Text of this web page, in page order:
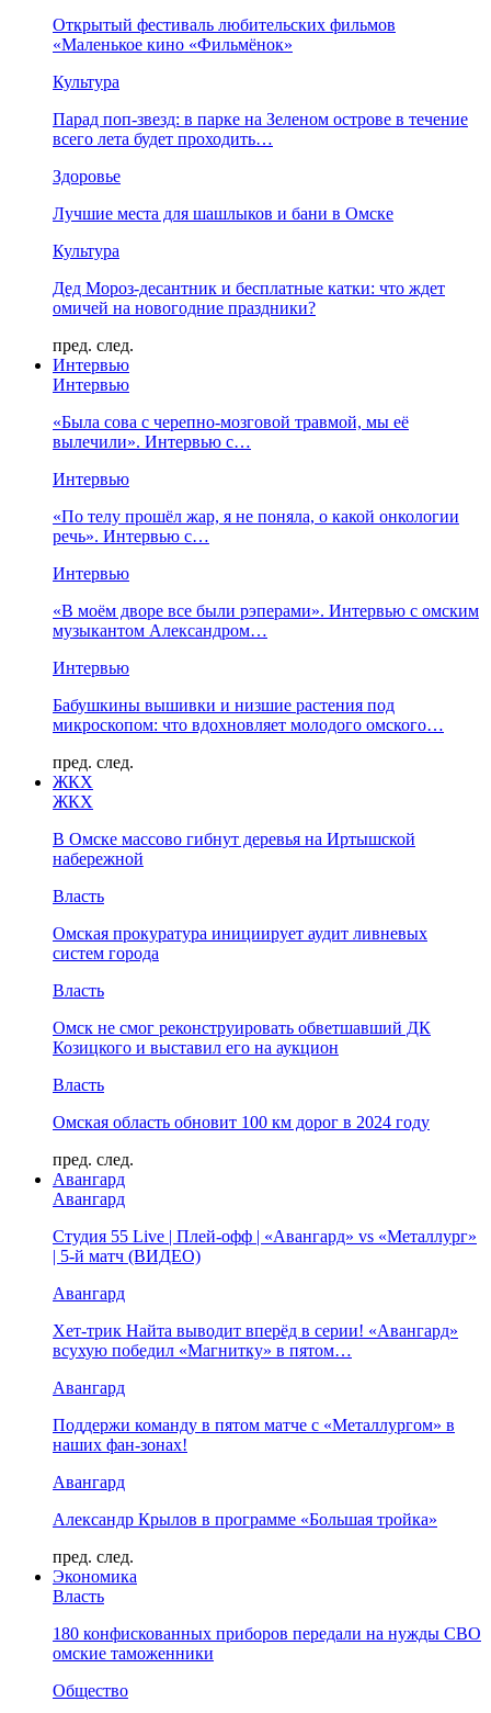
Открытый фестиваль любительских фильмов
«Маленькое кино «Фильмёнок»
Культура
Парад поп-звезд: в парке на Зеленом острове в течение
всего лета будет проходить…
Здоровье
Лучшие места для шашлыков и бани в Омске
Культура
Дед Мороз-десантник и бесплатные катки: что ждет
омичей на новогодние праздники?
пред. след.
Интервью
Интервью
«Была сова с черепно-мозговой травмой, мы её
вылечили». Интервью с…
Интервью
«По телу прошёл жар, я не поняла, о какой онкологии
речь». Интервью с…
Интервью
«В моём дворе все были рэперами». Интервью с омским
музыкантом Александром…
Интервью
Бабушкины вышивки и низшие растения под
микроскопом: что вдохновляет молодого омского…
пред. след.
ЖКХ
ЖКХ
В Омске массово гибнут деревья на Иртышской
набережной
Власть
Омская прокуратура инициирует аудит ливневых
систем города
Власть
Омск не смог реконструировать обветшавший ДК
Козицкого и выставил его на аукцион
Власть
Омская область обновит 100 км дорог в 2024 году
пред. след.
Авангард
Авангард
Студия 55 Live | Плей-офф | «Авангард» vs «Металлург»
| 5-й матч (ВИДЕО)
Авангард
Хет-трик Найта выводит вперёд в серии! «Авангард»
всухую победил «Магнитку» в пятом…
Авангард
Поддержи команду в пятом матче с «Металлургом» в
наших фан-зонах!
Авангард
Александр Крылов в программе «Большая тройка»
пред. след.
Экономика
Власть
180 конфискованных приборов передали на нужды СВО
омские таможенники
Общество